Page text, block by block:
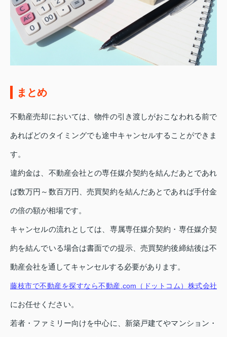
まとめ
不動産売却においては、物件の引き渡しがおこなわれる前で
あればどのタイミングでも途中キャンセルすることができま
す。
違約金は、不動産会社との専任媒介契約を結んだあとであれ
ば数万円～数百万円、売買契約を結んだあとであれば手付金
の倍の額が相場です。
キャンセルの流れとしては、専属専任媒介契約・専任媒介契
約を結んでいる場合は書面での提示、売買契約後締結後は不
動産会社を通してキャンセルする必要があります。
藤枝市で不動産を探すなら不動産.com（ドットコム）株式会社
にお任せください。
若者・ファミリー向けを中心に、新築戸建てやマンション・